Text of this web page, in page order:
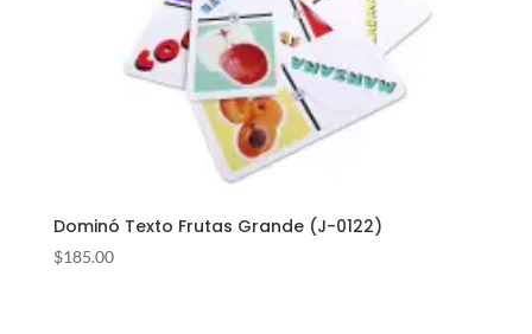
Dominó Texto Frutas Grande (J-0122)
$185.00